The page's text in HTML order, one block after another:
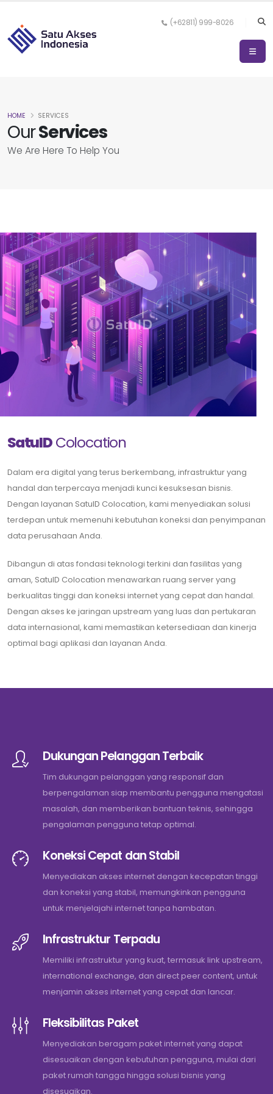
(+62811) 999-8026
OurServices
We Are Here To Help You
HOME SERVICES
SatuIDColocation
Dalam era digital yang terus berkembang, infrastruktur yang
handal dan terpercaya menjadi kunci kesuksesan bisnis.
Dengan layanan SatuID Colocation, kami menyediakan solusi
terdepan untuk memenuhi kebutuhan koneksi dan penyimpanan
data perusahaan Anda.
Dibangun di atas fondasi teknologi terkini dan fasilitas yang
aman, SatuID Colocation menawarkan ruang server yang
berkualitas tinggi dan koneksi internet yang cepat dan handal.
Dengan akses ke jaringan upstream yang luas dan pertukaran
data internasional, kami memastikan ketersediaan dan kinerja
optimal bagi aplikasi dan layanan Anda.
Dukungan Pelanggan Terbaik
Tim dukungan pelanggan yang responsif dan
berpengalaman siap membantu pengguna mengatasi
masalah, dan memberikan bantuan teknis, sehingga
pengalaman pengguna tetap optimal.
Koneksi Cepat dan Stabil
Menyediakan akses internet dengan kecepatan tinggi
dan koneksi yang stabil, memungkinkan pengguna
untuk menjelajahi internet tanpa hambatan.
Infrastruktur Terpadu
Memiliki infrastruktur yang kuat, termasuk link upstream,
international exchange, dan direct peer content, untuk
menjamin akses internet yang cepat dan lancar.
Fleksibilitas Paket
Menyediakan beragam paket internet yang dapat
disesuaikan dengan kebutuhan pengguna, mulai dari
paket rumah tangga hingga solusi bisnis yang
disesuaikan.